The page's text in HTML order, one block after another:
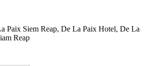
Paix Siem Reap, De La Paix Hotel, De La
Reap